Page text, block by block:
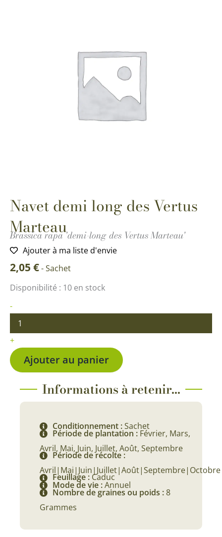
Navet demi long des Vertus
Marteau
Brassica rapa 'demi-long des Vertus Marteau'
Ajouter à ma liste d'envie
2,05 €-Sachet
Disponibilité : 10 en stock
-
quantité
Navet
demi
long
des
Vertus
Marteau
+
Ajouter au panier
Informations à retenir...
Conditionnement :Sachet
Période de plantation : Février, Mars,
Avril, Mai, Juin, Juillet, Août, Septembre
Période de récolte :
Feuillage : Caduc
Mode de vie :Annuel
Nombre de graines ou poids :8
Grammes